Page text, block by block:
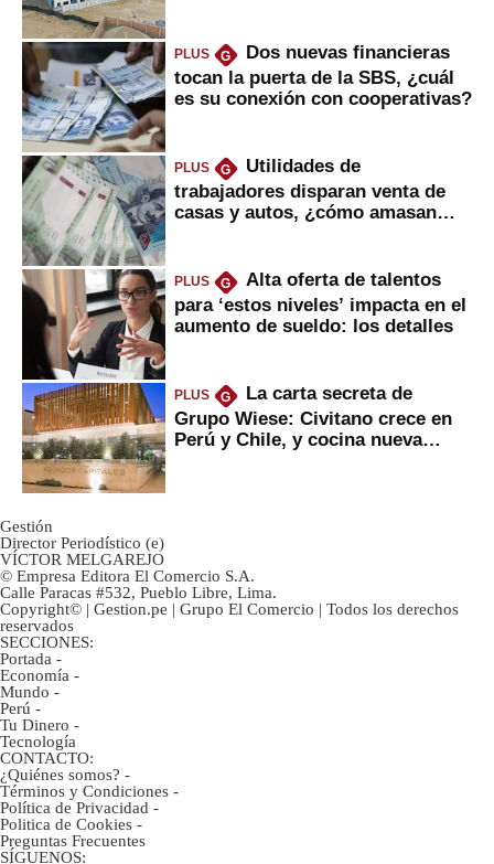
PLUS G
Dos nuevas financieras
tocan la puerta de la SBS, ¿cuál
es su conexión con cooperativas?
PLUS G
Utilidades de
trabajadores disparan venta de
casas y autos, ¿cómo amasan
PLUS G
Alta oferta de talentos
para ‘estos niveles’ impacta en el
aumento de sueldo: los detalles
PLUS G
La carta secreta de
Grupo Wiese: Civitano crece en
Perú y Chile, y cocina nueva
Gestión
Director Periodístico (e)
VÍCTOR MELGAREJO
© Empresa Editora El Comercio S.A.
Calle Paracas #532, Pueblo Libre, Lima.
Copyright© | Gestion.pe | Grupo El Comercio | Todos los derechos
reservados
SECCIONES:
Portada -
Economía -
Mundo -
Perú -
Tu Dinero -
Tecnología
CONTACTO:
¿Quiénes somos? -
Términos y Condiciones -
Política de Privacidad -
Politica de Cookies -
Preguntas Frecuentes
SÍGUENOS: